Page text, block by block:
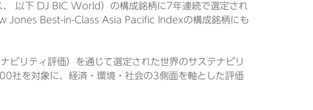
、 以下 DJ BIC World）の構成銘柄に7年連続で選定され
Jones Best-in-Class Asia Pacific Indexの構成銘柄にも
リティ評価）を通じて選定された世界のサステナビリ
社を対象に、経済・環境・社会の3側面を軸とした評価